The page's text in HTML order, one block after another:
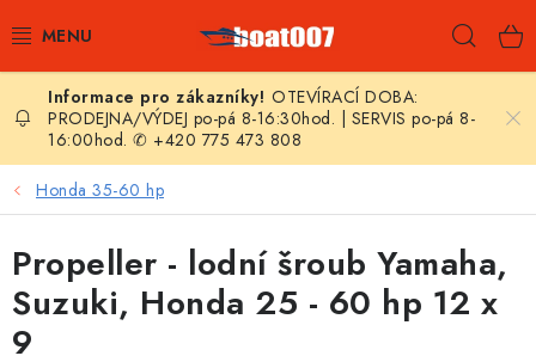
na
E-SHOP
AKČNÍ SLEVY
ZPRAVODAJ
KONTAKTY
OTEVÍRACÍ DOBA:
PRODEJNA/VÝDEJ po-pá 8-16:30hod. | SERVIS po-pá 8-
16:00hod. ✆ +420 775 473 808
Honda 35-60 hp
Propeller - lodní šroub Yamaha,
Suzuki, Honda 25 - 60 hp 12 x
9